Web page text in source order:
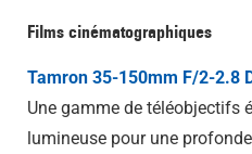
Films cinématographiques
Tamron 35-150mm F/2-2.8
Une gamme de téléobjectifs
lumineuse pour une